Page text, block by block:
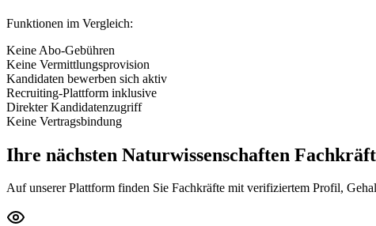
Funktionen im Vergleich:
Keine Abo-Gebühren
Keine Vermittlungsprovision
Kandidaten bewerben sich aktiv
Recruiting-Plattform inklusive
Direkter Kandidatenzugriff
Keine Vertragsbindung
Ihre nächsten Naturwissenschaften
Auf unserer Plattform finden Sie Fachkräfte mit verifiziertem Profil,